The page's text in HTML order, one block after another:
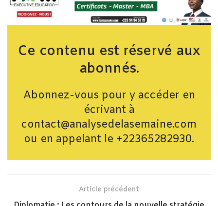
Ce contenu est réservé aux
abonnés.
Abonnez-vous pour y accéder en
écrivant à
contact@analysedelasemaine.com
ou en appelant le +22365282930.
Article précédent